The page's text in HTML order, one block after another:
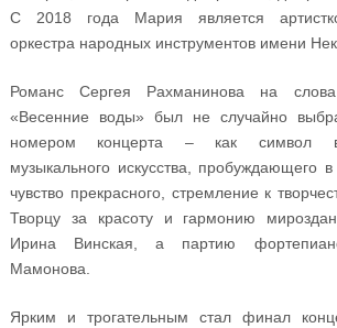
С 2018 года Мария является
оркестра народных инструментов имени
Романс Сергея Рахманинова на
«Весенние воды» был не случайно
номером концерта – как символ
музыкального искусства, пробуждающего
чувство прекрасного, стремление к
Творцу за красоту и гармонию
Ирина Винская, а партию
Мамонова.
Ярким и трогательным стал финал